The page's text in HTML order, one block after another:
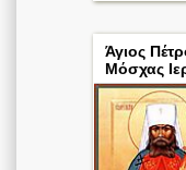
Άγιος
Μόσχας